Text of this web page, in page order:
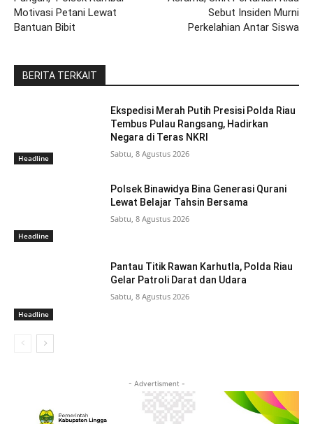
Motivasi Petani Lewat
Bantuan Bibit
Sebut Insiden Murni
Perkelahian Antar Siswa
BERITA TERKAIT
Headline
Ekspedisi Merah Putih Presisi Polda Riau
Tembus Pulau Rangsang, Hadirkan
Negara di Teras NKRI
Sabtu, 8 Agustus 2026
Headline
Polsek Binawidya Bina Generasi Qurani
Lewat Belajar Tahsin Bersama
Sabtu, 8 Agustus 2026
Headline
Pantau Titik Rawan Karhutla, Polda Riau
Gelar Patroli Darat dan Udara
Sabtu, 8 Agustus 2026
- Advertisment -